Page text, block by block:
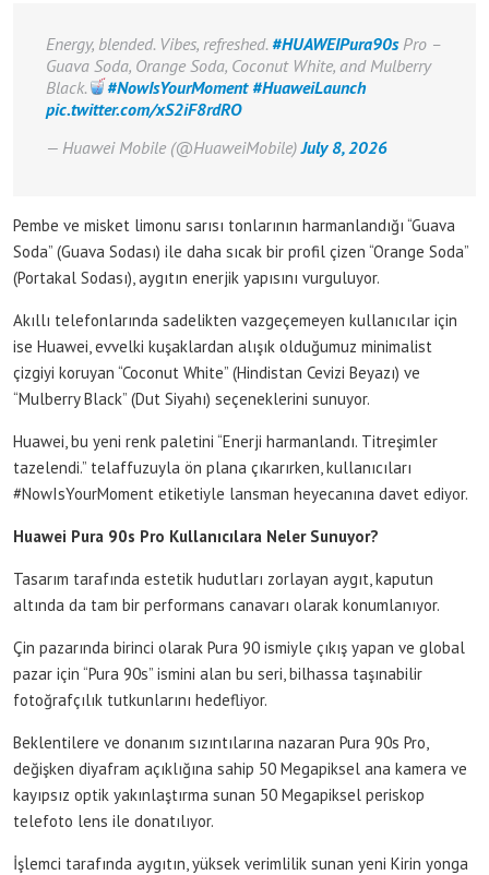
Energy, blended. Vibes, refreshed. #HUAWEIPura90sPro –
Guava Soda, Orange Soda, Coconut White, and Mulberry
Black.
#NowIsYourMoment #HuaweiLaunch
pic.twitter.com/xS2iF8rdRO
— Huawei Mobile (@HuaweiMobile)July 8, 2026
Pembe ve misket limonu sarısı tonlarının harmanlandığı “Guava
Soda” (Guava Sodası) ile daha sıcak bir profil çizen “Orange Soda”
(Portakal Sodası), aygıtın enerjik yapısını vurguluyor.
Akıllı telefonlarında sadelikten vazgeçemeyen kullanıcılar için
ise Huawei, evvelki kuşaklardan alışık olduğumuz minimalist
çizgiyi koruyan “Coconut White” (Hindistan Cevizi Beyazı) ve
“Mulberry Black” (Dut Siyahı) seçeneklerini sunuyor.
Huawei, bu yeni renk paletini “Enerji harmanlandı. Titreşimler
tazelendi.” telaffuzuyla ön plana çıkarırken, kullanıcıları
#NowIsYourMoment etiketiyle lansman heyecanına davet ediyor.
Huawei Pura 90s Pro Kullanıcılara Neler Sunuyor?
Tasarım tarafında estetik hudutları zorlayan aygıt, kaputun
altında da tam bir performans canavarı olarak konumlanıyor.
Çin pazarında birinci olarak Pura 90 ismiyle çıkış yapan ve global
pazar için “Pura 90s” ismini alan bu seri, bilhassa taşınabilir
fotoğrafçılık tutkunlarını hedefliyor.
Beklentilere ve donanım sızıntılarına nazaran Pura 90s Pro,
değişken diyafram açıklığına sahip 50 Megapiksel ana kamera ve
kayıpsız optik yakınlaştırma sunan 50 Megapiksel periskop
telefoto lens ile donatılıyor.
İşlemci tarafında aygıtın, yüksek verimlilik sunan yeni Kirin yonga